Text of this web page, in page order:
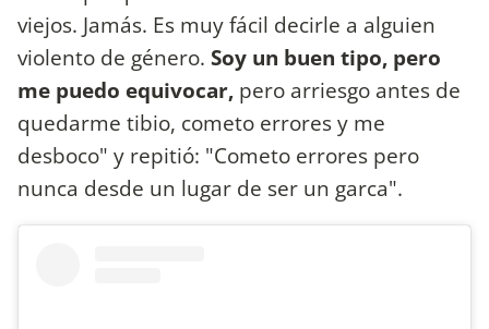
viejos. Jamás. Es muy fácil decirle a alguien
violento de género. Soy un buen tipo, pero
me puedo equivocar, pero arriesgo antes de
quedarme tibio, cometo errores y me
desboco" y repitió: "Cometo errores pero
nunca desde un lugar de ser un garca".